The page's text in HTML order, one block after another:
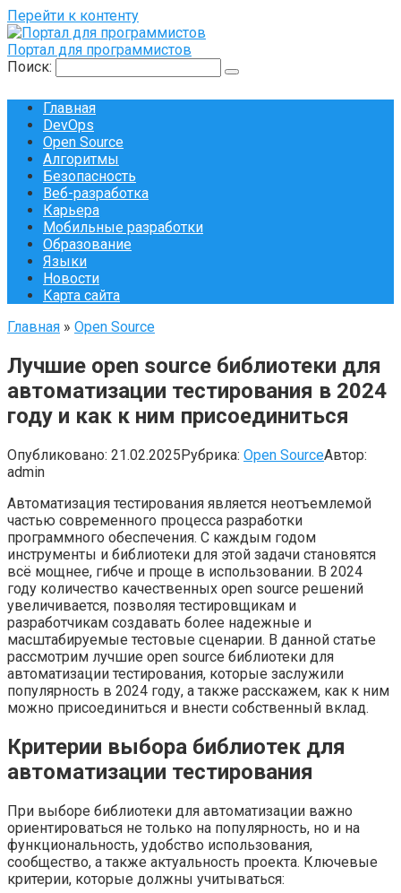
Перейти к контенту
Портал для программистов
Поиск:
Главная
DevOps
Open Source
Алгоритмы
Безопасность
Веб-разработка
Карьера
Мобильные разработки
Образование
Языки
Новости
Карта сайта
Главная » Open Source
Лучшие open source библиотеки для
автоматизации тестирования в 2024
году и как к ним присоединиться
Опубликовано: 21.02.2025Рубрика: Open SourceАвтор:
admin
Автоматизация тестирования является неотъемлемой
частью современного процесса разработки
программного обеспечения. С каждым годом
инструменты и библиотеки для этой задачи становятся
всё мощнее, гибче и проще в использовании. В 2024
году количество качественных open source решений
увеличивается, позволяя тестировщикам и
разработчикам создавать более надежные и
масштабируемые тестовые сценарии. В данной статье
рассмотрим лучшие open source библиотеки для
автоматизации тестирования, которые заслужили
популярность в 2024 году, а также расскажем, как к ним
можно присоединиться и внести собственный вклад.
Критерии выбора библиотек для
автоматизации тестирования
При выборе библиотеки для автоматизации важно
ориентироваться не только на популярность, но и на
функциональность, удобство использования,
сообщество, а также актуальность проекта. Ключевые
критерии, которые должны учитываться: